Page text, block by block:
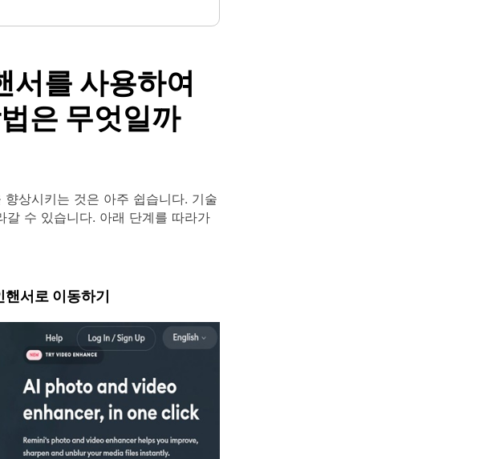
서를 사용하여
은 무엇일까
상시키는 것은 아주 쉽습니다. 기술
수 있습니다. 아래 단계를 따라가
서로 이동하기